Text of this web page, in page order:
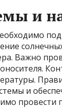
и
Важно
и
провести